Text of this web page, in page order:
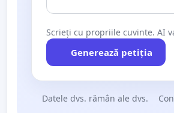
Scrieți cu propriile cuvinte. AI
Generează petiția
Datele dvs. rămân ale dvs.